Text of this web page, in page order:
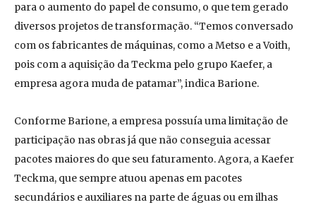
para o aumento do papel de consumo, o que tem gerado
diversos projetos de transformação. “Temos conversado
com os fabricantes de máquinas, como a Metso e a Voith,
pois com a aquisição da Teckma pelo grupo Kaefer, a
empresa agora muda de patamar”, indica Barione.
Conforme Barione, a empresa possuía uma limitação de
participação nas obras já que não conseguia acessar
pacotes maiores do que seu faturamento. Agora, a Kaefer
Teckma, que sempre atuou apenas em pacotes
secundários e auxiliares na parte de águas ou em ilhas